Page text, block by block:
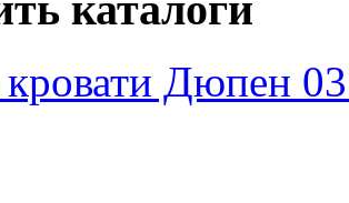
Дюпен